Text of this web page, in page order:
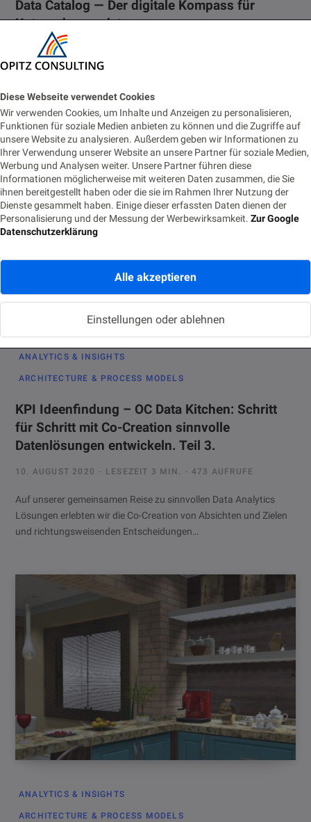
Diese Webseite verwendet Cookies
Wir verwenden Cookies, um Inhalte und Anzeigen zu personalisieren,
Funktionen für soziale Medien anbieten zu können und die Zugriffe auf
unsere Website zu analysieren. Außerdem geben wir Informationen zu
Ihrer Verwendung unserer Website an unsere Partner für soziale Medien,
Werbung und Analysen weiter. Unsere Partner führen diese
Informationen möglicherweise mit weiteren Daten zusammen, die Sie
ihnen bereitgestellt haben oder die sie im Rahmen Ihrer Nutzung der
Dienste gesammelt haben. Einige dieser erfassten Daten dienen der
Personalisierung und der Messung der Werbewirksamkeit. Zur Google
Datenschutzerklärung
Alle akzeptieren
Einstellungen oder ablehnen
Data Catalog — Der digitale Kompass für
Unternehmensdaten
21. JULI 2021
widmet der griechische Dichter Homer mehr als 200 Verse…
ANALYTICS & INSIGHTS
ARCHITECTURE & PROCESS MODELS
KPI Ideenfindung – OC Data Kitchen: Schritt
für Schritt mit Co-Creation sinnvolle
Datenlösungen entwickeln. Teil 3.
10. AUGUST 2020 LESEZEIT 3 MIN. 473 AUFRUFE
Auf unserer gemeinsamen Reise zu sinnvollen Data Analytics
Lösungen erlebten wir die Co-Creation von Absichten und Zielen
und richtungsweisenden Entscheidungen…
ANALYTICS & INSIGHTS
ARCHITECTURE & PROCESS MODELS